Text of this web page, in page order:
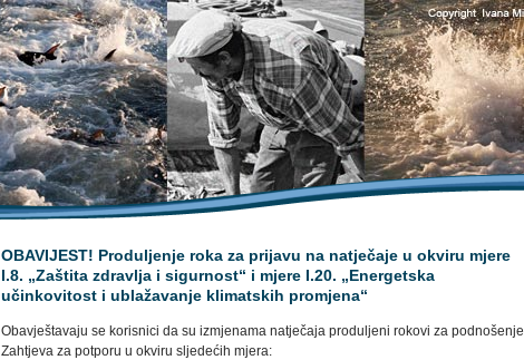
OBAVIJEST! Produljenje roka za prijavu na natječaje u okviru mjere
I.8. „Zaštita zdravlja i sigurnost“ i mjere I.20. „Energetska
učinkovitost i ublažavanje klimatskih promjena“
Obavještavaju se korisnici da su izmjenama natječaja produljeni rokovi za podnošenje
Zahtjeva za potporu u okviru sljedećih mjera: